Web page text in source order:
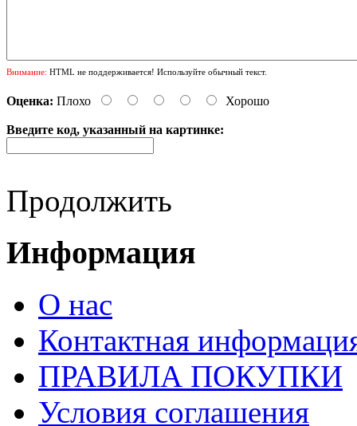
Внимание: HTML не поддерживается! Используйте обычный текст.
Оценка: Плохо Хорошо
Введите код, указанный на картинке:
Продолжить
Информация
О нас
Контактная
ПРАВИЛА ПОКУПКИ
Условия соглашения